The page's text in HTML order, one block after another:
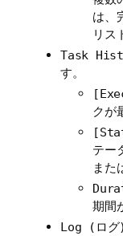
は、
リス
Task
す。
クが
テー
また
期間
Log (ロ